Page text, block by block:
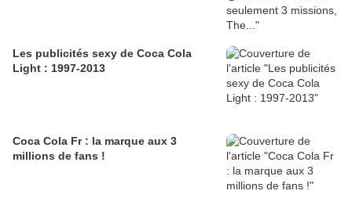
Les publicités sexy de Coca Cola
Light : 1997-2013
Coca Cola Fr : la marque aux 3
millions de fans !